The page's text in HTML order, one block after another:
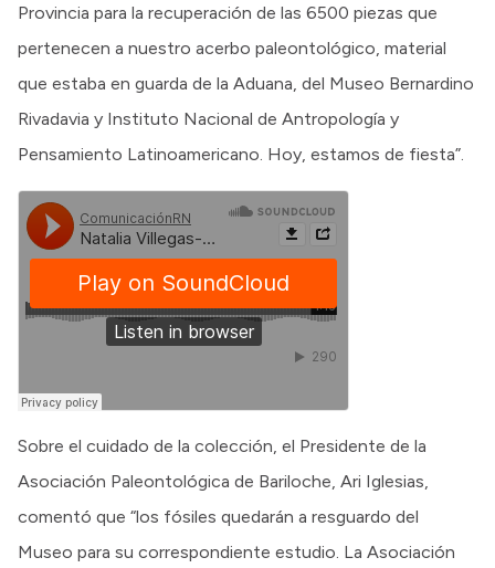
Provincia para la recuperación de las 6500 piezas que
pertenecen a nuestro acerbo paleontológico, material
que estaba en guarda de la Aduana, del Museo Bernardino
Rivadavia y Instituto Nacional de Antropología y
Pensamiento Latinoamericano. Hoy, estamos de fiesta”.
Sobre el cuidado de la colección, el Presidente de la
Asociación Paleontológica de Bariloche, Ari Iglesias,
comentó que “los fósiles quedarán a resguardo del
Museo para su correspondiente estudio. La Asociación